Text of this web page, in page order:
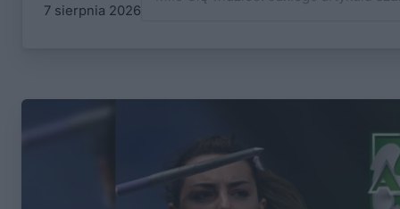
7 sierpnia 2026